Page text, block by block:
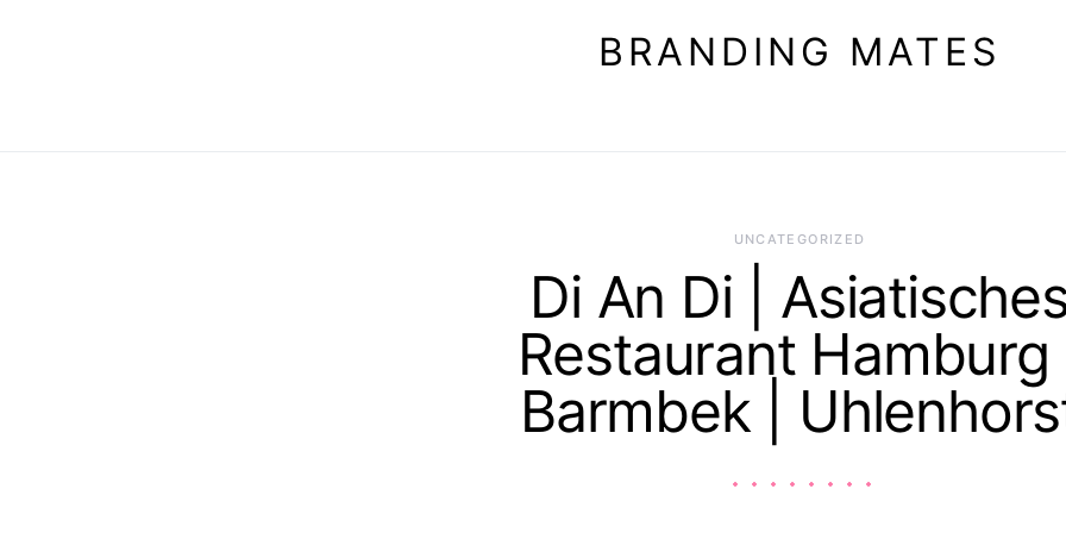
BRANDING MATES
UNCATEGORIZED
Di An Di |
Restaurant Hamburg |
Barmbek |